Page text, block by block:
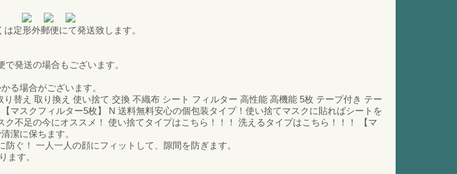
定形外郵便にて発送致します。
発送の場合もございます。
る場合がございます。
替え 取り換え 使い捨て 交換 不織布 シート フィルター 高性能 高機能 5枚 テープ付き テー
マスクフィルター5枚】 N 送料無料安心の個包装タイプ！使い捨てマスクに貼ればシートを
不足の今にオススメ！ 使い捨てタイプはこちら！！！ 洗えるタイプはこちら！！！ 【マ
潔に保ちます。
ぐ！ 一人一人の顔にフィットして、隙間を防ぎます。
ます。